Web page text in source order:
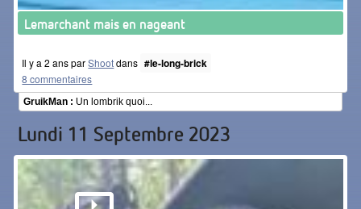
Lemarchant mais en nageant
Il y a 2 ans parShootdans #le-long-brick
8 commentaires
GruikMan : Un lombrik quoi...
Lundi 11 Septembre 2023